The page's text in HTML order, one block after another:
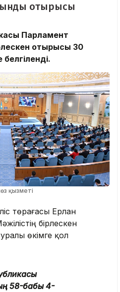
отырысы
Парламент
отырысы 30
қызметі
төрағасы Ерлан
бірлескен
өкімге қол
58-бабы 4-